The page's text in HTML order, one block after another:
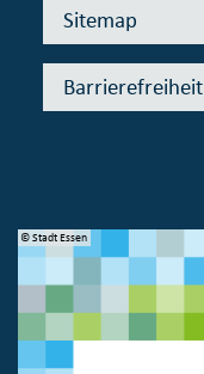
Sitemap
Barrierefreiheit
© Stadt Essen